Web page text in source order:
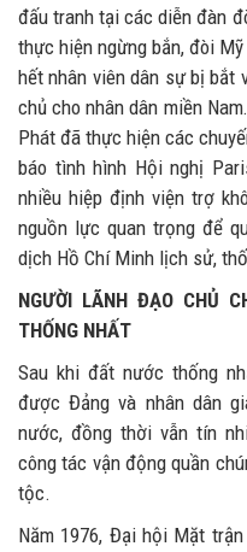
đấu tranh tại các diễn đàn
thực hiện ngừng bắn, đòi
hết nhân viên dân sự bị bắt
chủ cho nhân dân miền
Phát đã thực hiện các
báo tình hình Hội nghị
nhiều hiệp định viện trợ
nguồn lực quan trọng để
dịch Hồ Chí Minh lịch sử,
NGƯỜI LÃNH ĐẠO CHỦ
THỐNG NHẤT
Sau khi đất nước thống
được Đảng và nhân dân
nước, đồng thời vẫn tín
công tác vận động quần
tộc.
Năm 1976, Đại hội Mặt